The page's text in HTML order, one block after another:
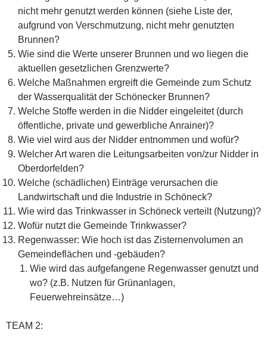
nicht mehr genutzt werden können (siehe Liste der,
aufgrund von Verschmutzung, nicht mehr genutzten
Brunnen?
Wie sind die Werte unserer Brunnen und wo liegen die
aktuellen gesetzlichen Grenzwerte?
Welche Maßnahmen ergreift die Gemeinde zum Schutz
der Wasserqualität der Schönecker Brunnen?
Welche Stoffe werden in die Nidder eingeleitet (durch
öffentliche, private und gewerbliche Anrainer)?
Wie viel wird aus der Nidder entnommen und wofür?
Welcher Art waren die Leitungsarbeiten von/zur Nidder in
Oberdorfelden?
Welche (schädlichen) Einträge verursachen die
Landwirtschaft und die Industrie in Schöneck?
Wie wird das Trinkwasser in Schöneck verteilt (Nutzung)?
Wofür nutzt die Gemeinde Trinkwasser?
Regenwasser: Wie hoch ist das Zisternenvolumen an
Gemeindeflächen und -gebäuden?
Wie wird das aufgefangene Regenwasser genutzt und
wo? (z.B. Nutzen für Grünanlagen,
Feuerwehreinsätze…)
TEAM 2: